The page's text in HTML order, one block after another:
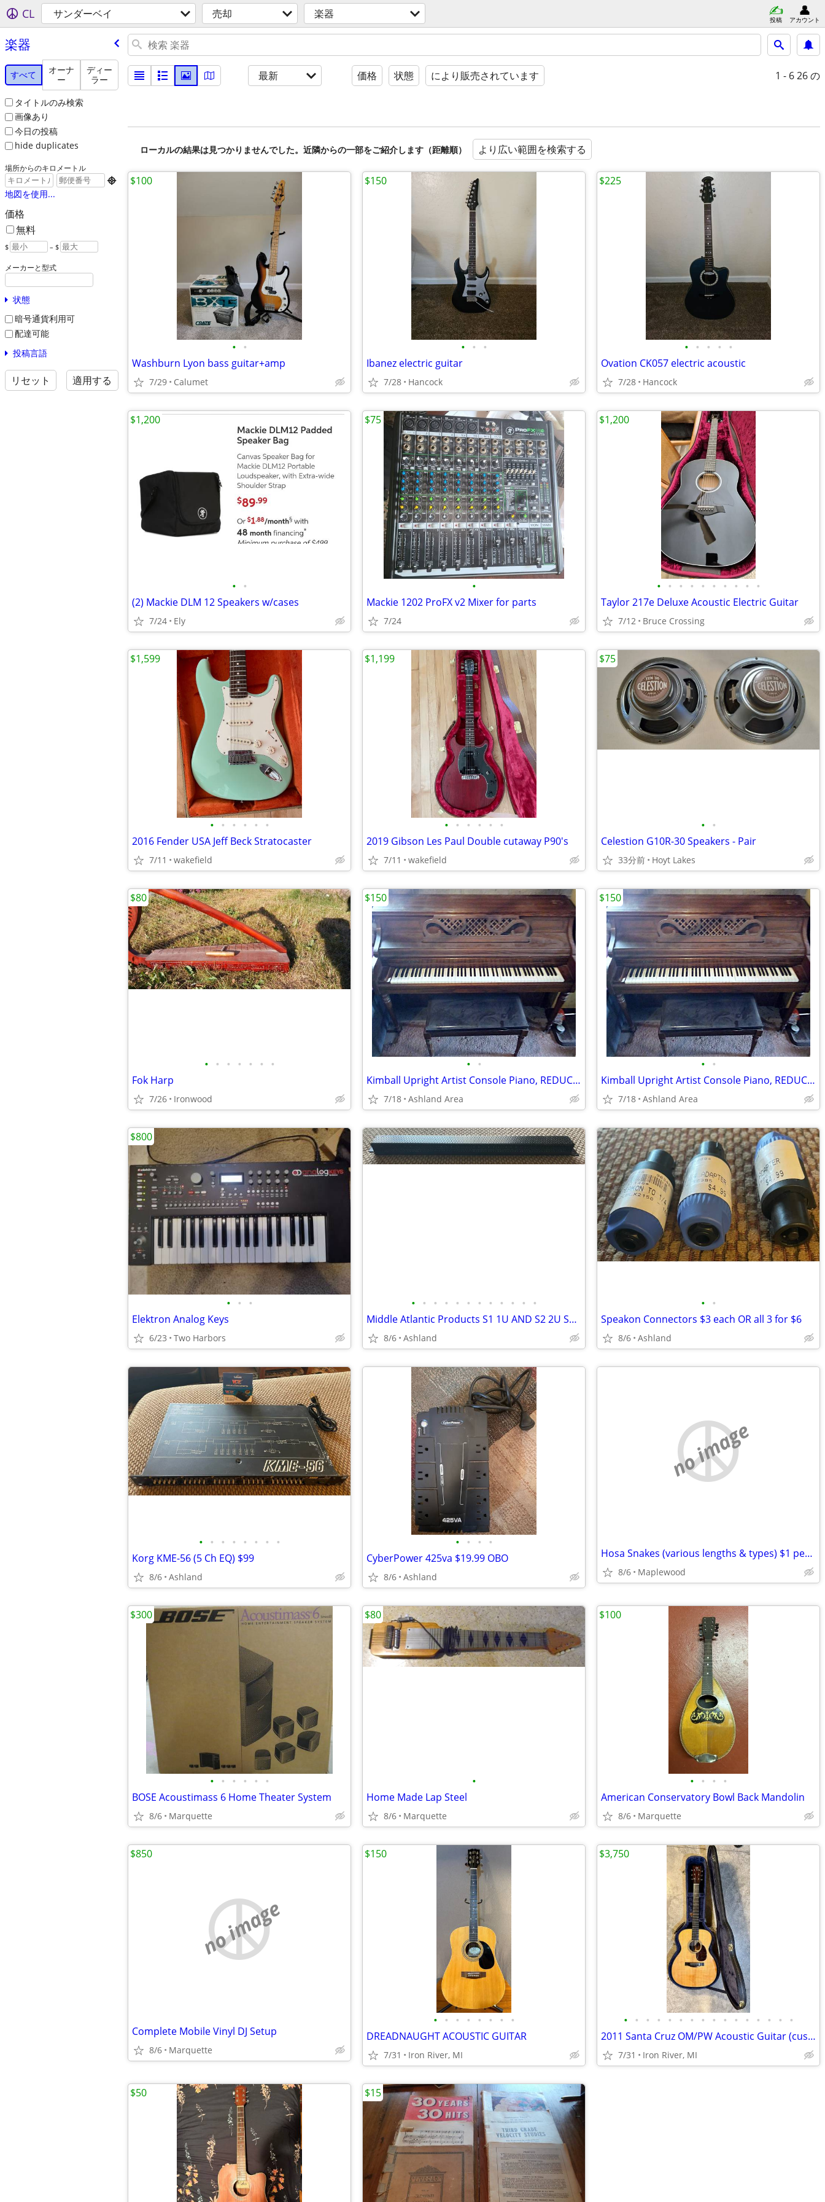
CL サンダーベイ 売却 楽器 投稿 アカウント
楽器
すべて
オーナ
ー
ディー
ラー
タイトルのみ検索
画像あり
今日の投稿
hide duplicates
場所からのキロメートル

地図を使用...
価格
無料
$ – $
メーカーと型式
状態
暗号通貨利用可
配達可能
投稿言語
リセット 適用する
最新 価格 状態 により販売されています 1 - 626 の
ローカルの結果は見つかりませんでした。近隣からの一部をご紹介します（距離順） より広い範囲を検索する
• •
Washburn Lyon bass guitar+amp
7/29 Calumet
$100
• • •
Ibanez electric guitar
7/28 Hancock
$150
• • • • •
Ovation CK057 electric acoustic
7/28 Hancock
$225
• •
(2) Mackie DLM 12 Speakers w/cases
7/24 Ely
$1,200
•
Mackie 1202 ProFX v2 Mixer for parts
7/24
$75
• • • • • • • • • •
Taylor 217e Deluxe Acoustic Electric Guitar
7/12 Bruce Crossing
$1,200
• • • • • •
2016 Fender USA Jeff Beck Stratocaster
7/11 wakefield
$1,599
• • • • • •
2019 Gibson Les Paul Double cutaway P90's
7/11 wakefield
$1,199
• •
Celestion G10R-30 Speakers - Pair
33分前 Hoyt Lakes
$75
• • • • • • •
Fok Harp
7/26 Ironwood
$80
• •
Kimball Upright Artist Console Piano, REDUCED!
7/18 Ashland Area
$150
• •
Kimball Upright Artist Console Piano, REDUCED!
7/18 Ashland Area
$150
• • •
Elektron Analog Keys
6/23 Two Harbors
$800
• • • • • • • • • • • •
Middle Atlantic Products S1 1U AND S2 2U Security Covers
8/6 Ashland
• •
Speakon Connectors $3 each OR all 3 for $6
8/6 Ashland
• • • • • • • •
Korg KME-56 (5 Ch EQ) $99
8/6 Ashland
• • • •
CyberPower 425va $19.99 OBO
8/6 Ashland
no image
Hosa Snakes (various lengths & types) $1 per foot OR LESS!
8/6 Maplewood
• • • • • •
BOSE Acoustimass 6 Home Theater System
8/6 Marquette
$300
•
Home Made Lap Steel
8/6 Marquette
$80
• • • •
American Conservatory Bowl Back Mandolin
8/6 Marquette
$100
no image
Complete Mobile Vinyl DJ Setup
8/6 Marquette
$850
• • • • • • • •
DREADNAUGHT ACOUSTIC GUITAR
7/31 Iron River, MI
$150
• • • • • • • • • • • • • • • •
2011 Santa Cruz OM/PW Acoustic Guitar (custom)
7/31 Iron River, MI
$3,750
$50 $15